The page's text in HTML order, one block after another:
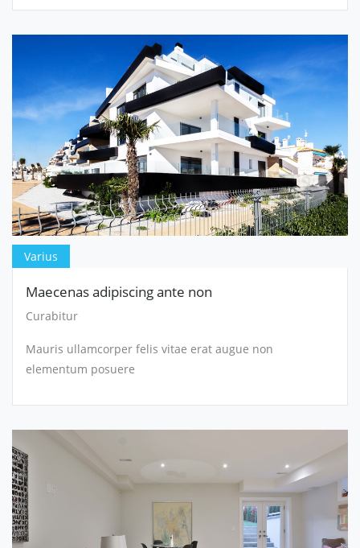
Varius
Maecenas adipiscing ante non
Curabitur
Mauris ullamcorper felis vitae erat augue non
elementum posuere